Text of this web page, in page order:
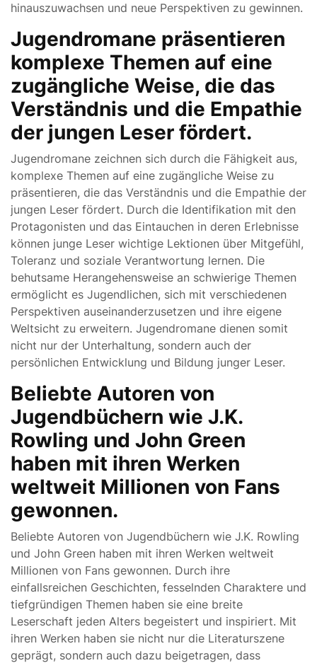
hinauszuwachsen und neue Perspektiven zu gewinnen.
Jugendromane präsentieren
komplexe Themen auf eine
zugängliche Weise, die das
Verständnis und die Empathie
der jungen Leser fördert.
Jugendromane zeichnen sich durch die Fähigkeit aus,
komplexe Themen auf eine zugängliche Weise zu
präsentieren, die das Verständnis und die Empathie der
jungen Leser fördert. Durch die Identifikation mit den
Protagonisten und das Eintauchen in deren Erlebnisse
können junge Leser wichtige Lektionen über Mitgefühl,
Toleranz und soziale Verantwortung lernen. Die
behutsame Herangehensweise an schwierige Themen
ermöglicht es Jugendlichen, sich mit verschiedenen
Perspektiven auseinanderzusetzen und ihre eigene
Weltsicht zu erweitern. Jugendromane dienen somit
nicht nur der Unterhaltung, sondern auch der
persönlichen Entwicklung und Bildung junger Leser.
Beliebte Autoren von
Jugendbüchern wie J.K.
Rowling und John Green
haben mit ihren Werken
weltweit Millionen von Fans
gewonnen.
Beliebte Autoren von Jugendbüchern wie J.K. Rowling
und John Green haben mit ihren Werken weltweit
Millionen von Fans gewonnen. Durch ihre
einfallsreichen Geschichten, fesselnden Charaktere und
tiefgründigen Themen haben sie eine breite
Leserschaft jeden Alters begeistert und inspiriert. Mit
ihren Werken haben sie nicht nur die Literaturszene
geprägt, sondern auch dazu beigetragen, dass